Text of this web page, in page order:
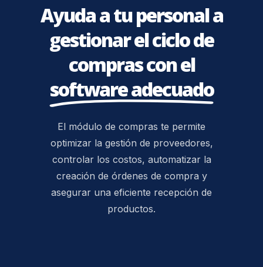
Ayuda a tu personal a
gestionar el ciclo de
compras con el
software adecuado
El módulo de compras te permite
optimizar la gestión de proveedores,
controlar los costos, automatizar la
creación de órdenes de compra y
asegurar una eficiente recepción de
productos.